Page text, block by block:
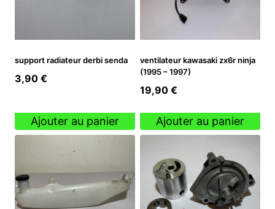
support radiateur derbi senda
3,90 €
Ajouter au panier
ventilateur kawasaki zx6r ninja
(1995 – 1997)
19,90 €
Ajouter au panier